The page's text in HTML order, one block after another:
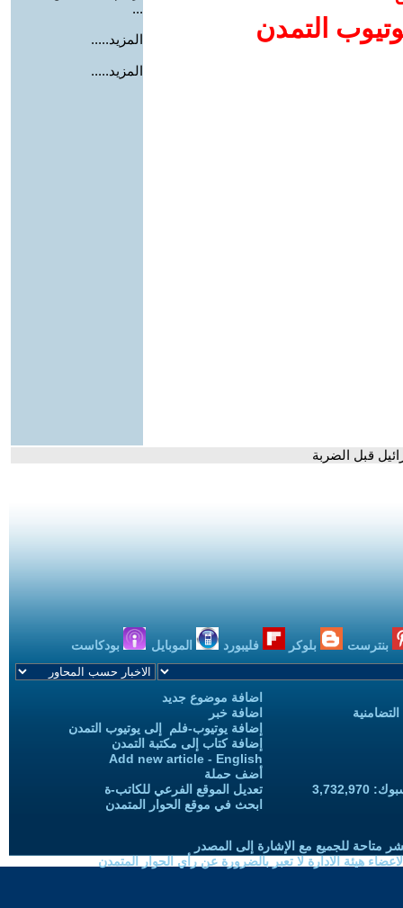
التمدن
...
المزيد.....
المزيد.....
بنترست بلوكر فليبورد الموبايل بودكاست
اضافة موضوع جديد
اضافة خبر
إضافة يوتيوب-فلم إلى يوتيوب التمدن
إضافة كتاب إلى مكتبة التمدن
Add new article - English
أضف حملة
تعديل الموقع الفرعي للكاتب-ة
ابحث في موقع الحوار المتمدن
متاحة للجميع مع الإشارة إلى المصدر
هيئة الادارة لا تعبر بالضرورة عن رأي الحوار المتمدن